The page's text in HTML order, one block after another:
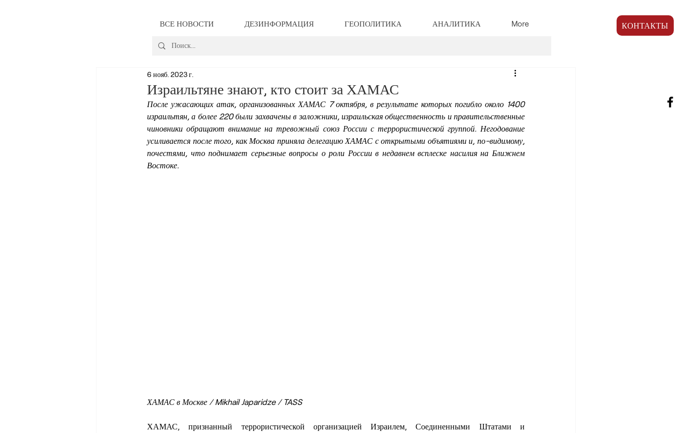
ВСЕ НОВОСТИ ДЕЗИНФОРМАЦИЯ ГЕОПОЛИТИКА АНАЛИТИКА More КОНТАКТЫ
Израильтяне знают, кто стоит за ХАМАС
6 нояб. 2023 г.
После ужасающих атак, организованных ХАМАС 7 октября, в результате которых погибло около 1400
израильтян, а более 220 были захвачены в заложники, израильская общественность и правительственные
чиновники обращают внимание на тревожный союз России с террористической группой. Негодование
усиливается после того, как Москва приняла делегацию ХАМАС с открытыми объятиями и, по-видимому,
почестями, что поднимает серьезные вопросы о роли России в недавнем всплеске насилия на Ближнем
Востоке.
ХАМАС в Москве / Mikhail Japaridze / TASS
ХАМАС, признанный террористической организацией Израилем, Соединенными Штатами и